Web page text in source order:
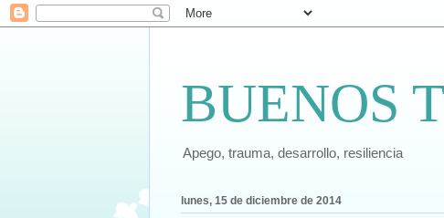
BUENOS
Apego, trauma, desarrollo, resiliencia
lunes, 15 de diciembre de 2014